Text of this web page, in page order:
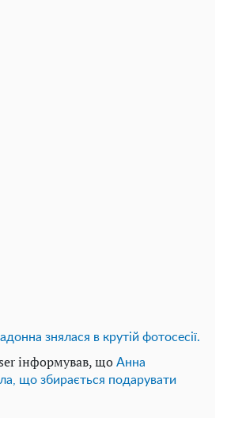
знялася в крутій фотосесії.
інформував, що Анна
що збирається подарувати